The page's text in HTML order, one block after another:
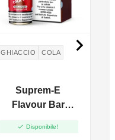
GHIACCIO COLA
Suprem-E
Flavour Bar
10ml
 Disponibile!
